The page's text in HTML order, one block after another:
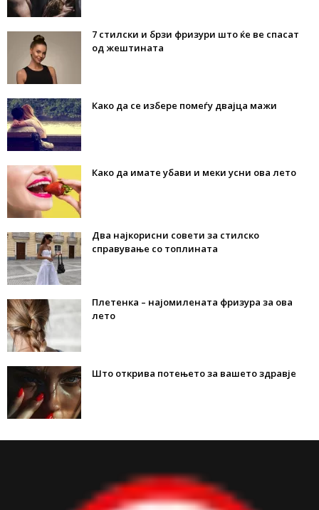
7 стилски и брзи фризури што ќе ве спасат
од жештината
Како да се избере помеѓу двајца мажи
Како да имате убави и меки усни ова лето
Два најкорисни совети за стилско
справување со топлината
Плетенка – најомилената фризура за ова
лето
Што открива потењето за вашето здравје